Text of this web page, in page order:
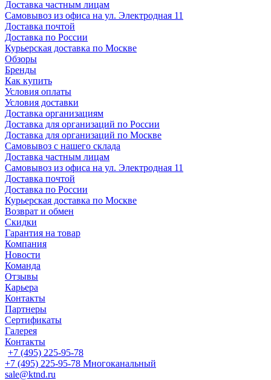
Доставка частным лицам
Самовывоз из офиса на ул. Электродная 11
Доставка почтой
Доставка по России
Курьерская доставка по Москве
Обзоры
Бренды
Как купить
Условия оплаты
Условия доставки
Доставка организациям
Доставка для организаций по России
Доставка для организаций по Москве
Самовывоз с нашего склада
Доставка частным лицам
Самовывоз из офиса на ул. Электродная 11
Доставка почтой
Доставка по России
Курьерская доставка по Москве
Возврат и обмен
Скидки
Гарантия на товар
Компания
Новости
Команда
Отзывы
Карьера
Контакты
Партнеры
Сертификаты
Галерея
Контакты
+7 (495) 225-95-78
+7 (495) 225-95-78 Многоканальный
sale@ktnd.ru